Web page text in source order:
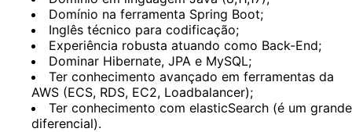
Domínio na ferramenta Spring Boot;
Inglês técnico para codificação;
Experiência robusta atuando como Back-End;
Dominar Hibernate, JPA e MySQL;
Ter conhecimento avançado em ferramentas da
AWS (ECS, RDS, EC2, Loadbalancer);
Ter conhecimento com elasticSearch (é um grande
diferencial).